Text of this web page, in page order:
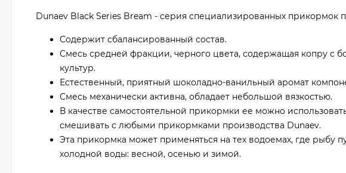
Dunaev Black Series Bream - cерия специализированных прикормок
Содержит сбалансированный состав.
Смесь средней фракции, черного цвета, содержащая копру с
культур.
Естественный, приятный шоколадно-ванильный аромат
Смесь механически активна, обладает небольшой вязкостью.
В качестве самостоятельной прикормки ее можно
смешивать с любыми прикормками производства Dunaev.
Эта прикормка может применяться на тех водоемах, где рыбу
холодной воды: весной, осенью и зимой.